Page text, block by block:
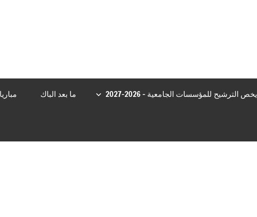
يخص الترشيح للمؤسسات الجامعية – 2026-2027 ما بعد الباك